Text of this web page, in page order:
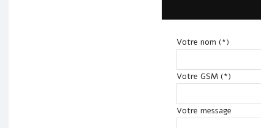
Votre nom (*)
Votre GSM (*)
Votre message